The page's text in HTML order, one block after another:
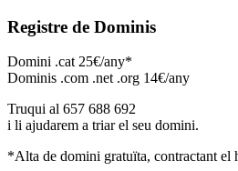
Registre de Dominis
Domini .cat 25€/any*
Dominis .com .net .org 14€/any
Truqui al 657 688 692
i li ajudarem a triar el seu domini.
*Alta de domini gratuïta, contractant